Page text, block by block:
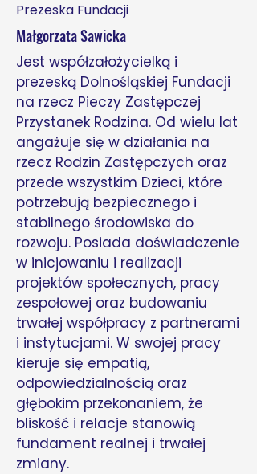
Prezeska Fundacji​
Małgorzata Sawicka
Jest współzałożycielką i
prezeską Dolnośląskiej Fundacji
na rzecz Pieczy Zastępczej
Przystanek Rodzina. Od wielu lat
angażuje się w działania na
rzecz Rodzin Zastępczych oraz
przede wszystkim Dzieci, które
potrzebują bezpiecznego i
stabilnego środowiska do
rozwoju. Posiada doświadczenie
w inicjowaniu i realizacji
projektów społecznych, pracy
zespołowej oraz budowaniu
trwałej współpracy z partnerami
i instytucjami. W swojej pracy
kieruje się empatią,
odpowiedzialnością oraz
głębokim przekonaniem, że
bliskość i relacje stanowią
fundament realnej i trwałej
zmiany.